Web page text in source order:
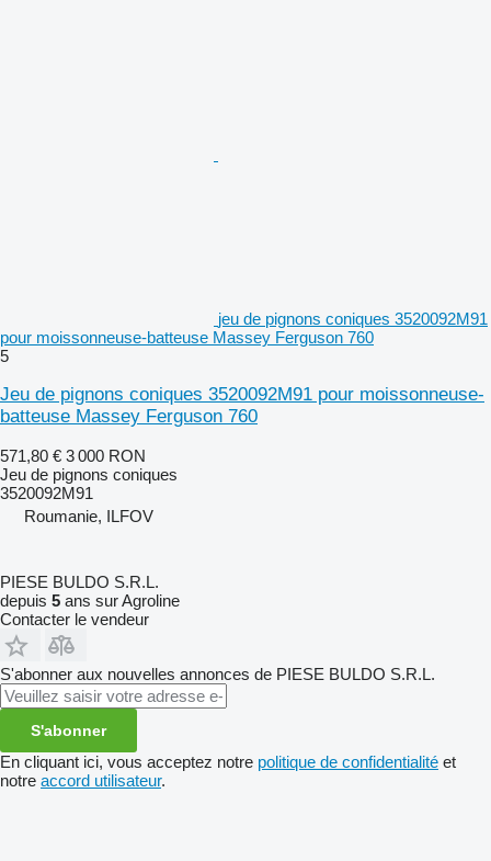
jeu de pignons coniques 3520092M91
pour moissonneuse-batteuse Massey Ferguson 760
5
Jeu de pignons coniques 3520092M91 pour moissonneuse-
batteuse Massey Ferguson 760
571,80 € 3 000 RON
Jeu de pignons coniques
3520092M91
Roumanie, ILFOV
PIESE BULDO S.R.L.
depuis 5 ans sur Agroline
Contacter le vendeur
S'abonner aux nouvelles annonces de PIESE BULDO S.R.L.
S'abonner
En cliquant ici, vous acceptez notre politique de confidentialité et
notre accord utilisateur.